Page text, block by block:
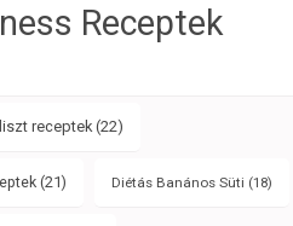
Receptek
receptek(22)
(21) Diétás Banános Süti (18)